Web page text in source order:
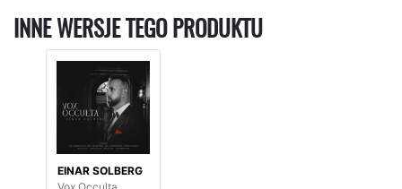
INNE WERSJE TEGO PRODUKTU
EINAR SOLBERG